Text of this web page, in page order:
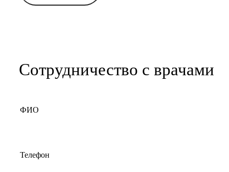
Сотрудничество с врачами